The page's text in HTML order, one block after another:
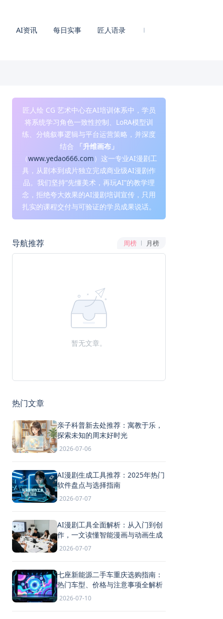
AI资讯 每日实事 匠人语录
匠人绘 CG 艺术中心在AI培训体系中，学员
将系统学习角色一致性控制、LoRA模型训
练、分镜叙事逻辑与平台运营策略，并深度
结合
「升维画布」
（www.yedao666.com）这一专业AI漫剧工
具，从剧本到成片独立完成商业级AI漫剧作
品。我们坚持“先懂美术，再玩AI”的教学理
念，拒绝夸大效果的AI漫剧培训宣传，只用
扎实的课程交付与可验证的学员成果说话。
导航推荐 周榜 月榜
暂无文章。
热门文章
亲子科普新去处推荐：寓教于乐，
探索未知的周末好时光
2026-07-06
AI漫剧生成工具推荐：2025年热门
软件盘点与选择指南
2026-07-07
AI漫剧工具全面解析：从入门到创
作，一文读懂智能漫画与动画生成
2026-07-07
七座新能源二手车重庆选购指南：
热门车型、价格与注意事项全解析
2026-07-10